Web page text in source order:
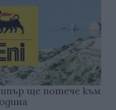
ще потече към